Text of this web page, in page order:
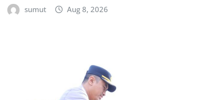
sumut Aug 8, 2026